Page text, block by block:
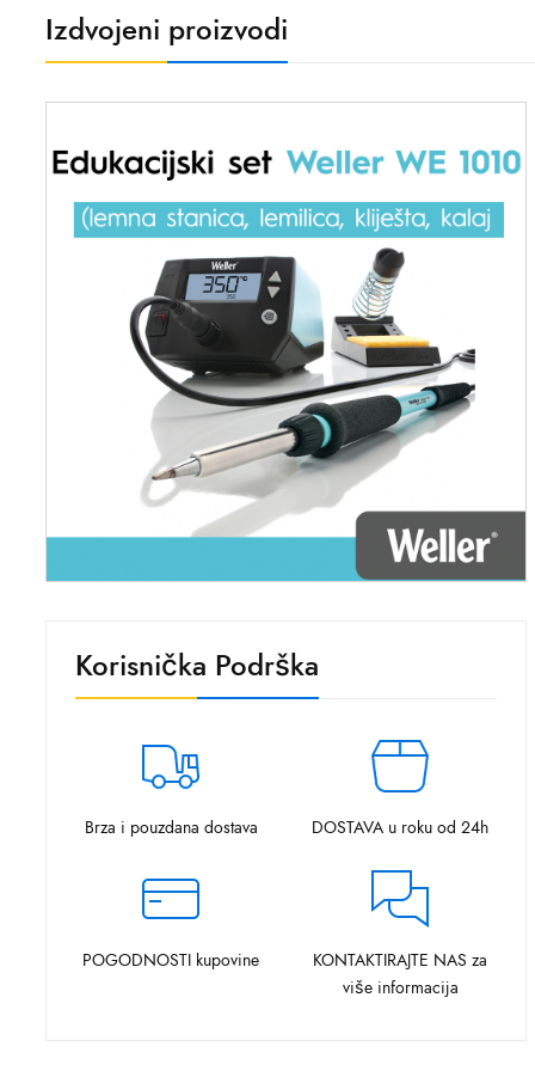
Izdvojeni proizvodi
Korisnička Podrška
Brza i pouzdana dostava DOSTAVA u roku od 24h
POGODNOSTI kupovine
KONTAKTIRAJTE NAS za
više informacija